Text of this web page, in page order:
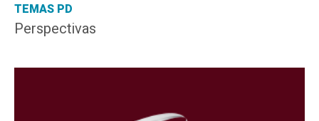
TEMAS PD
Perspectivas